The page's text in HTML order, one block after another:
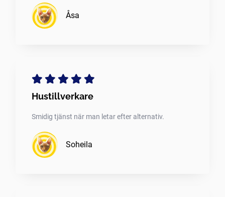
Åsa
Hustillverkare
Smidig tjänst när man letar efter alternativ.
Soheila